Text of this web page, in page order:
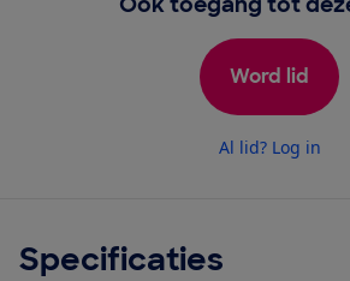
Word lid
Al lid? Log in
Specificaties